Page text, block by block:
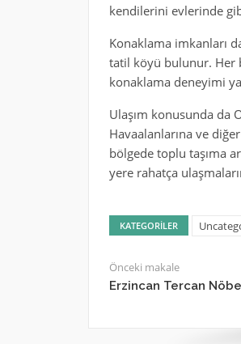
kendilerini evlerinde
Konaklama imkanları
tatil köyü bulunur. Her
konaklama deneyimi
Ulaşım konusunda da
Havaalanlarına ve
bölgede toplu taşıma
yere rahatça
KATEGORILER
Önceki makale
Erzincan Tercan